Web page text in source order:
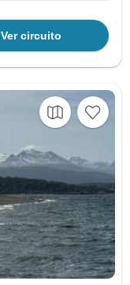
Ver circuito